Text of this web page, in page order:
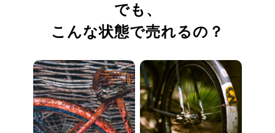
でも、
こんな状態で売れるの？